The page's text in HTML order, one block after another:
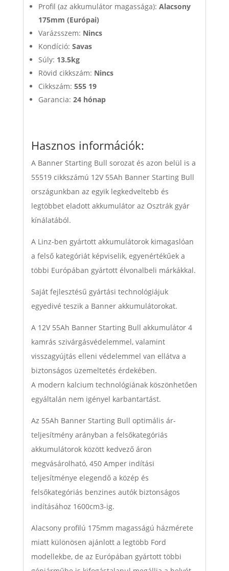
Profil (az akkumulátor magassága): Alacsony
175mm (Európai)
Varázsszem: Nincs
Kondíció: Savas
Súly: 13.5kg
Rövid cikkszám: Nincs
Cikkszám: 555 19
Garancia: 24 hónap
Hasznos információk:
A Banner Starting Bull sorozat és azon belül is a
55519 cikkszámú 12V 55Ah Banner Starting Bull
országunkban az egyik legkedveltebb és
legtöbbet eladott akkumulátor az Osztrák gyár
kínálatából.
A Linz-ben gyártott akkumulátorok kimagaslóan
a felső kategóriát képviselik, egyenértékűek a
többi Európában gyártott élvonalbeli márkákkal.
Saját fejlesztésű gyártási technológiájuk
egyedivé teszik a Banner akkumulátorokat.
A 12V 55Ah Banner Starting Bull akkumulátor 4
kamrás szivárgásvédelemmel, valamint
visszagyújtás elleni védelemmel van ellátva a
biztonságos üzemeltetés érdekében.
A modern kalcium technológiának köszönhetően
egyáltalán nem igényel karbantartást.
Az 55Ah Banner Starting Bull optimális ár-
teljesítmény arányban a felsőkategóriás
akkumulátorok között kedvező áron
megvásárolható, 450 Amper indítási
teljesítménye elegendő a közép és
felsőkategóriás benzines autók biztonságos
indításához 1600cm3-ig.
Alacsony profilú 175mm magasságú házmérete
miatt különösen ajánlott a legtöbb Ford
modellekbe, de az Európában gyártott többi